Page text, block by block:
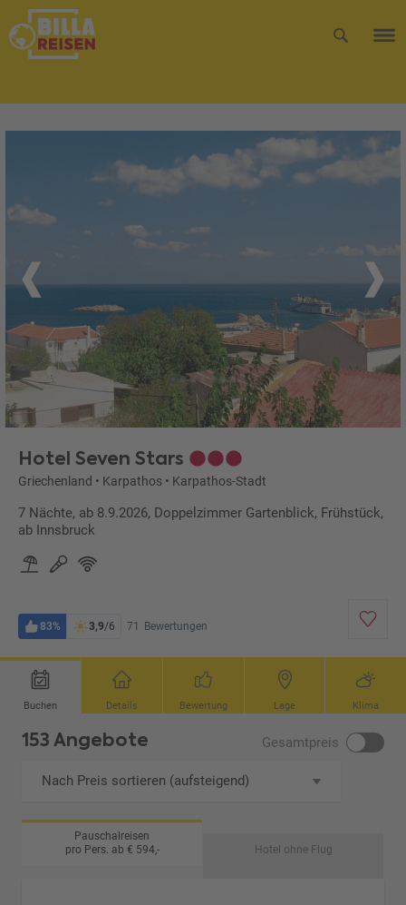
Hotel Seven Stars
Griechenland • Karpathos • Karpathos-Stadt
7 Nächte, ab 8.9.2026, Doppelzimmer Gartenblick, Frühstück,
ab Innsbruck
83% 3,9/6 71 Bewertungen
Buchen Details Bewertung Lage Klima
153 Angebote Gesamtpreis
Nach Preis sortieren (aufsteigend)
Pauschalreisen
pro Pers. ab € 594,-
Hotel ohne Flug